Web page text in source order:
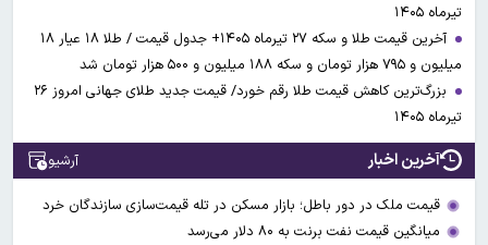
تیرماه ۱۴۰۵
آخرین قیمت طلا و سکه ۲۷ تیرماه ۱۴۰۵+ جدول قیمت / طلا ۱۸ عیار ۱۸
میلیون و ۷۹۵ هزار تومان و سکه ۱۸۸ میلیون و ۵۰۰ هزار تومان شد
بزرگ‌ترین کاهش قیمت طلا رقم خورد/ قیمت جدید طلای جهانی امروز ۲۶
تیرماه ۱۴۰۵
آخرین اخبار آرشیو
قیمت ملک در دور باطل؛ بازار مسکن در تله قیمت‌سازی سازندگان خرد
میانگین قیمت نفت برنت به ۸۰ دلار می‌رسد